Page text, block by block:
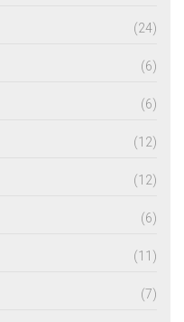
(24)
(6)
(6)
(12)
(12)
(6)
(11)
(7)